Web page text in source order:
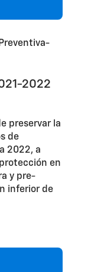
2022
preservar la
de
2022, a
en
y pre-
inferior de